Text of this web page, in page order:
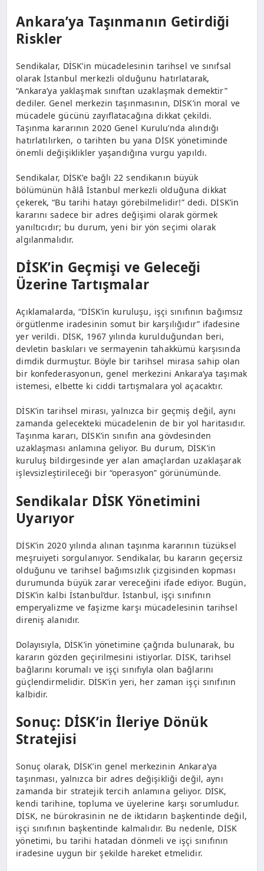
Ankara’ya Taşınmanın Getirdiği
Riskler
Sendikalar, DİSK’in mücadelesinin tarihsel ve sınıfsal
olarak İstanbul merkezli olduğunu hatırlatarak,
“Ankara’ya yaklaşmak sınıftan uzaklaşmak demektir”
dediler. Genel merkezin taşınmasının, DİSK’in moral ve
mücadele gücünü zayıflatacağına dikkat çekildi.
Taşınma kararının 2020 Genel Kurulu’nda alındığı
hatırlatılırken, o tarihten bu yana DİSK yönetiminde
önemli değişiklikler yaşandığına vurgu yapıldı.
Sendikalar, DİSK’e bağlı 22 sendikanın büyük
bölümünün hâlâ İstanbul merkezli olduğuna dikkat
çekerek, “Bu tarihi hatayı görebilmelidir!” dedi. DİSK’in
kararını sadece bir adres değişimi olarak görmek
yanıltıcıdır; bu durum, yeni bir yön seçimi olarak
algılanmalıdır.
DİSK’in Geçmişi ve Geleceği
Üzerine Tartışmalar
Açıklamalarda, “DİSK’in kuruluşu, işçi sınıfının bağımsız
örgütlenme iradesinin somut bir karşılığıdır” ifadesine
yer verildi. DİSK, 1967 yılında kurulduğundan beri,
devletin baskıları ve sermayenin tahakkümü karşısında
dimdik durmuştur. Böyle bir tarihsel mirasa sahip olan
bir konfederasyonun, genel merkezini Ankara’ya taşımak
istemesi, elbette ki ciddi tartışmalara yol açacaktır.
DİSK’in tarihsel mirası, yalnızca bir geçmiş değil, aynı
zamanda gelecekteki mücadelenin de bir yol haritasıdır.
Taşınma kararı, DİSK’in sınıfın ana gövdesinden
uzaklaşması anlamına geliyor. Bu durum, DİSK’in
kuruluş bildirgesinde yer alan amaçlardan uzaklaşarak
işlevsizleştirileceği bir “operasyon” görünümünde.
Sendikalar DİSK Yönetimini
Uyarıyor
DİSK’in 2020 yılında alınan taşınma kararının tüzüksel
meşruiyeti sorgulanıyor. Sendikalar, bu kararın geçersiz
olduğunu ve tarihsel bağımsızlık çizgisinden kopması
durumunda büyük zarar vereceğini ifade ediyor. Bugün,
DİSK’in kalbi İstanbul’dur. İstanbul, işçi sınıfının
emperyalizme ve faşizme karşı mücadelesinin tarihsel
direniş alanıdır.
Dolayısıyla, DİSK’in yönetimine çağrıda bulunarak, bu
kararın gözden geçirilmesini istiyorlar. DİSK, tarihsel
bağlarını korumalı ve işçi sınıfıyla olan bağlarını
güçlendirmelidir. DİSK’in yeri, her zaman işçi sınıfının
kalbidir.
Sonuç: DİSK’in İleriye Dönük
Stratejisi
Sonuç olarak, DİSK’in genel merkezinin Ankara’ya
taşınması, yalnızca bir adres değişikliği değil, aynı
zamanda bir stratejik tercih anlamına geliyor. DİSK,
kendi tarihine, topluma ve üyelerine karşı sorumludur.
DİSK, ne bürokrasinin ne de iktidarın başkentinde değil,
işçi sınıfının başkentinde kalmalıdır. Bu nedenle, DİSK
yönetimi, bu tarihi hatadan dönmeli ve işçi sınıfının
iradesine uygun bir şekilde hareket etmelidir.